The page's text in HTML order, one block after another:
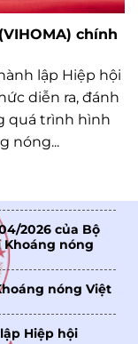
chính
lập Hiệp hội
diễn ra, đánh
quá trình hình
nóng...
2026 của Bộ
Khoáng nóng
nóng Việt
Hiệp hội